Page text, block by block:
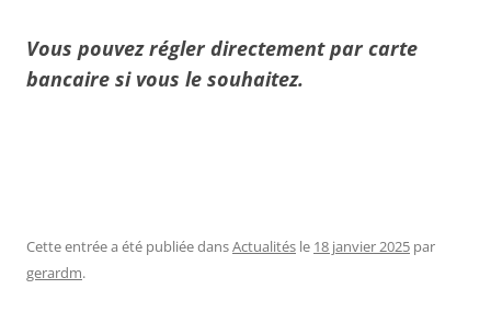
Vous pouvez régler directement par carte
bancaire si vous le souhaitez.
Cette entrée a été publiée dansActualités le 18 janvier 2025 par
gerardm.